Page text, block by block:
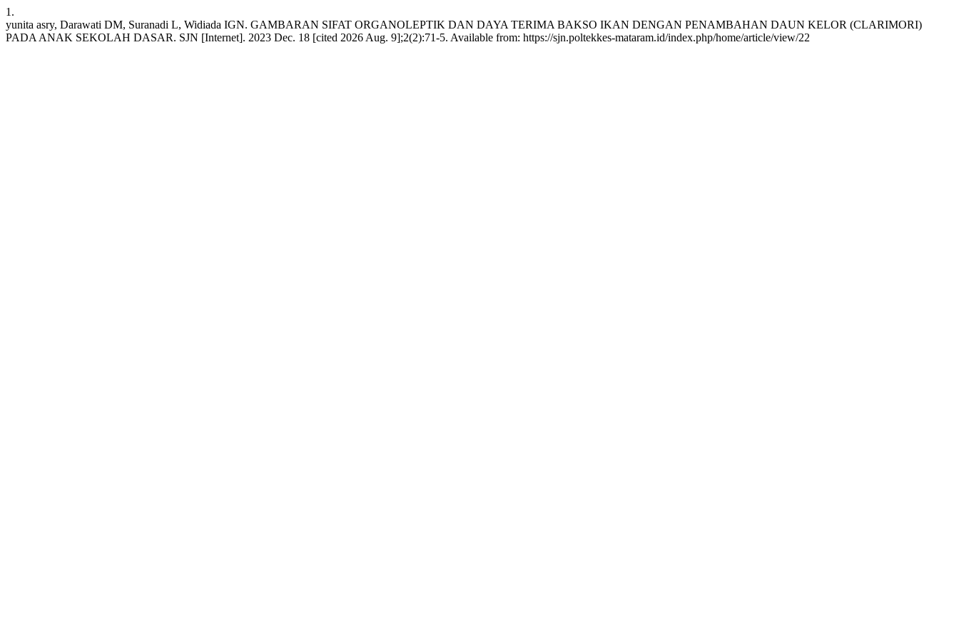
1.
yunita asry, Darawati DM, Suranadi L, Widiada IGN. GAMBARAN SIFAT ORGANOLEPTIK DAN DAYA TERIMA BAKSO IKAN DENGAN PENAMBAHAN DAUN KELOR (CLARIMORI)
PADA ANAK SEKOLAH DASAR. SJN [Internet]. 2023 Dec. 18 [cited 2026 Aug. 9];2(2):71-5. Available from: https://sjn.poltekkes-mataram.id/index.php/home/article/view/22